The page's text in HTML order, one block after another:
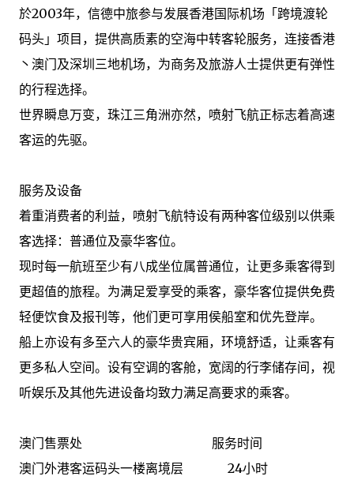
於2003年，信德中旅参与发展香港国际机场「跨境渡轮
码头」项目，提供高质素的空海中转客轮服务，连接香港
丶澳门及深圳三地机场，为商务及旅游人士提供更有弹性
的行程选择。
世界瞬息万变，珠江三角洲亦然，喷射飞航正标志着高速
客运的先驱。
服务及设备
着重消费者的利益，喷射飞航特设有两种客位级别以供乘
客选择：普通位及豪华客位。
现时每一航班至少有八成坐位属普通位，让更多乘客得到
更超值的旅程。为满足爱享受的乘客，豪华客位提供免费
轻便饮食及报刊等，他们更可享用侯船室和优先登岸。
船上亦设有多至六人的豪华贵宾厢，环境舒适，让乘客有
更多私人空间。设有空调的客舱，宽阔的行李储存间，视
听娱乐及其他先进设备均致力满足高要求的乘客。
澳门售票处 服务时间
澳门外港客运码头一楼离境层 24小时